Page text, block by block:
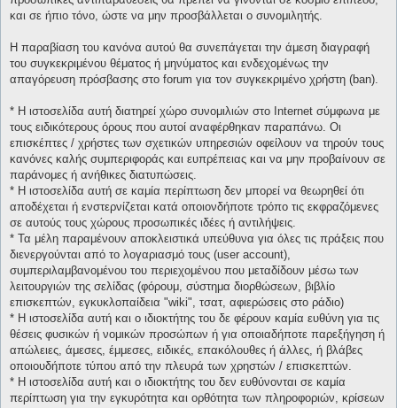
και σε ήπιο τόνο, ώστε να μην προσβάλλεται ο συνομιλητής.
Η παραβίαση του κανόνα αυτού θα συνεπάγεται την άμεση διαγραφή
του συγκεκριμένου θέματος ή μηνύματος και ενδεχομένως την
απαγόρευση πρόσβασης στο forum για τον συγκεκριμένο χρήστη (ban).
* H ιστοσελίδα αυτή διατηρεί χώρο συνομιλιών στο Internet σύμφωνα με
τους ειδικότερους όρους που αυτοί αναφέρθηκαν παραπάνω. Οι
επισκέπτες / χρήστες των σχετικών υπηρεσιών οφείλουν να τηρούν τους
κανόνες καλής συμπεριφοράς και ευπρέπειας και να μην προβαίνουν σε
παράνομες ή ανήθικες διατυπώσεις.
* H ιστοσελίδα αυτή σε καμία περίπτωση δεν μπορεί να θεωρηθεί ότι
αποδέχεται ή ενστερνίζεται κατά οποιονδήποτε τρόπο τις εκφραζόμενες
σε αυτούς τους χώρους προσωπικές ιδέες ή αντιλήψεις.
* Τα μέλη παραμένουν αποκλειστικά υπεύθυνα για όλες τις πράξεις που
διενεργούνται από το λογαριασμό τους (user account),
συμπεριλαμβανομένου του περιεχομένου που μεταδίδουν μέσω των
λειτουργιών της σελίδας (φόρουμ, σύστημα διορθώσεων, βιβλίο
επισκεπτών, εγκυκλοπαίδεια "wiki", τσατ, αφιερώσεις στο ράδιο)
* H ιστοσελίδα αυτή και ο ιδιοκτήτης του δε φέρουν καμία ευθύνη για τις
θέσεις φυσικών ή νομικών προσώπων ή για οποιαδήποτε παρεξήγηση ή
απώλειες, άμεσες, έμμεσες, ειδικές, επακόλουθες ή άλλες, ή βλάβες
οποιουδήποτε τύπου από την πλευρά των χρηστών / επισκεπτών.
* H ιστοσελίδα αυτή και ο ιδιοκτήτης του δεν ευθύνονται σε καμία
περίπτωση για την εγκυρότητα και ορθότητα των πληροφοριών, κρίσεων